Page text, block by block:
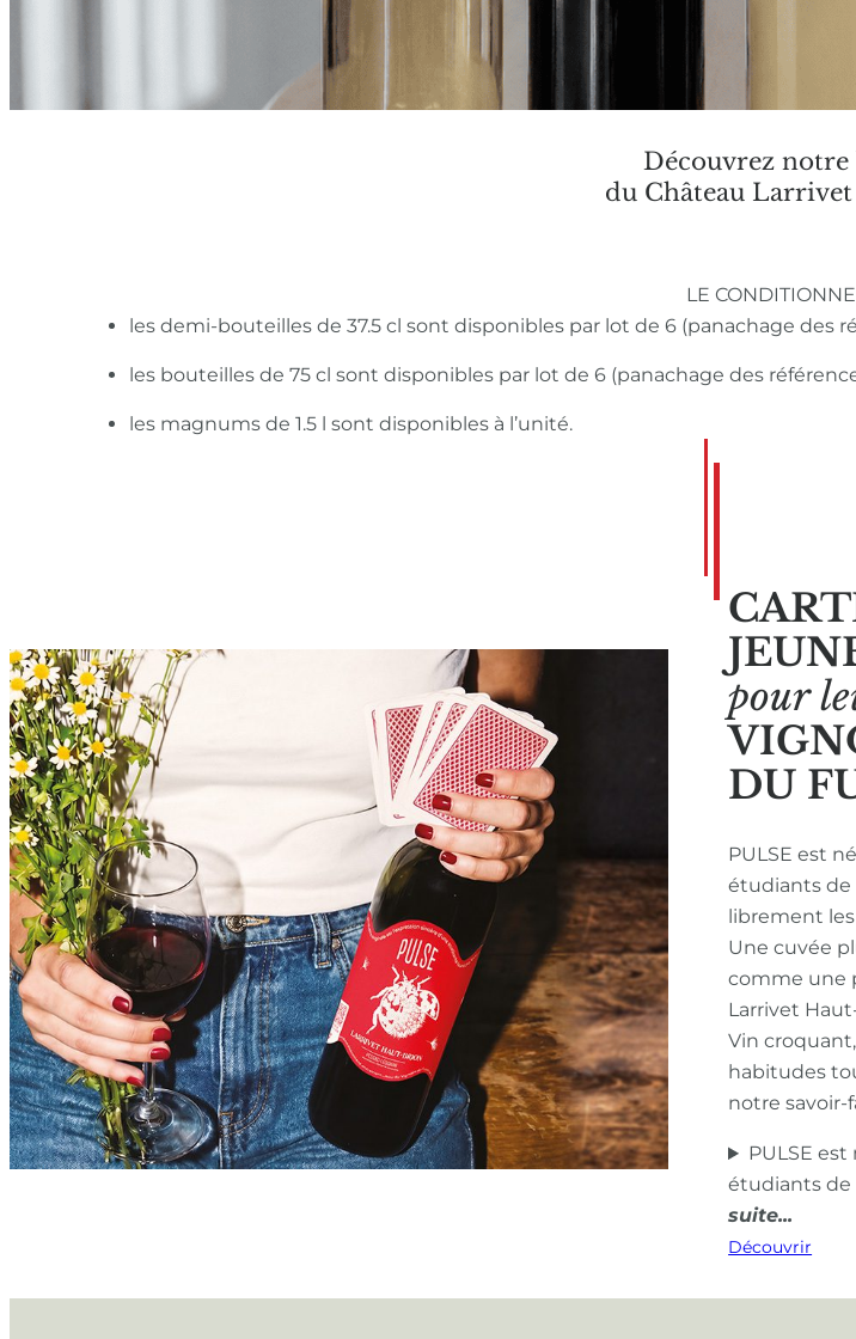
Découvrez
du Château
LE
les demi-bouteilles de 37.5 cl sont disponibles par lot de 6 (panachage des
les bouteilles de 75 cl sont disponibles par lot de 6 (panachage des
les magnums de 1.5 l sont disponibles à l’unité.
pour
DU
PULSE est
étudiants de
librement
Une cuvée
comme une
Larrivet
Vin
habitudes
notre savoir-
PULSE
étudiants de
Découvrir